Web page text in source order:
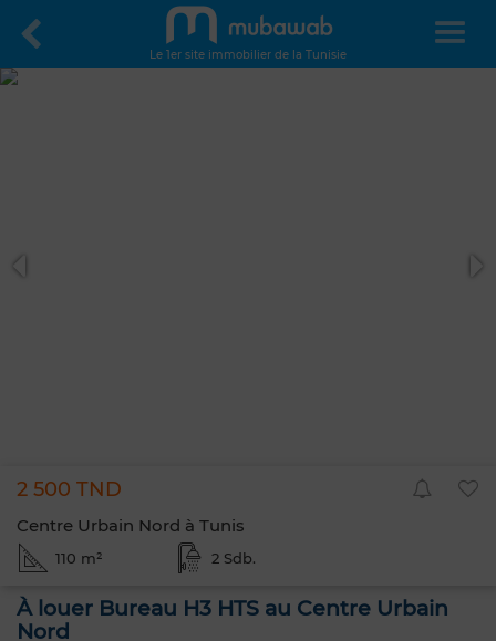
Le 1er site immobilier de la Tunisie
2 500 TND
Centre Urbain Nord à Tunis
110 m² 2 Sdb.
À louer Bureau H3 HTS au Centre Urbain
Nord